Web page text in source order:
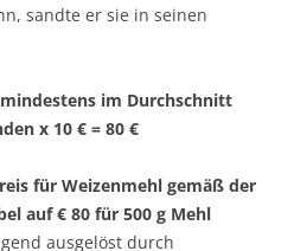
sandte er sie in seinen
im Durchschnitt
x 10 € = 80 €
für Weizenmehl gemäß der
auf € 80 für 500 g Mehl
ausgelöst durch